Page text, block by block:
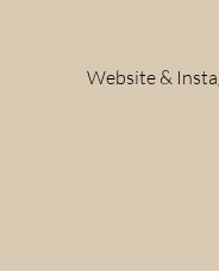
Website &